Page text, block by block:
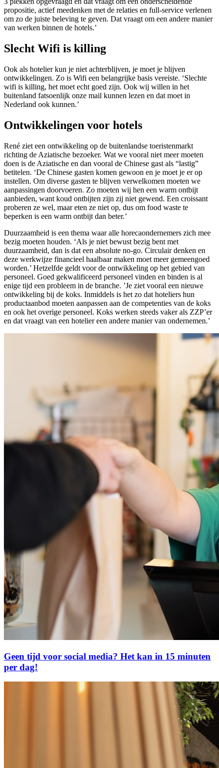
propositie, actief meedenken met de relaties en full-service verlenen
om zo de juiste beleving te geven. Dat vraagt om een andere manier
van werken binnen de hotels.’
Slecht Wifi is killing
Ook als hotelier kun je niet achterblijven, je moet je blijven
ontwikkelingen. Zo is Wifi een belangrijke basis vereiste. ‘Slechte
wifi is killing, het moet echt goed zijn. Ook wij willen in het
buitenland fatsoenlijk onze mail kunnen lezen en dat moet in
Nederland ook kunnen.’
Ontwikkelingen voor hotels
René ziet een ontwikkeling op de buitenlandse toeristenmarkt
richting de Aziatische bezoeker. Wat we vooral niet meer moeten
doen is de Aziatische en dan vooral de Chinese gast als “lastig”
betitelen. ‘De Chinese gasten komen gewoon en je moet je er op
instellen. Om diverse gasten te blijven verwelkomen moeten we
aanpassingen doorvoeren. Zo moeten wij hen een warm ontbijt
aanbieden, want koud ontbijten zijn zij niet gewend. Een croissant
proberen ze wel, maar eten ze niet op, dus om food waste te
beperken is een warm ontbijt dan beter.’
Duurzaamheid is een thema waar alle horecaondernemers zich mee
bezig moeten houden. ‘Als je niet bewust bezig bent met
duurzaamheid, dan is dat een absolute no-go. Circulair denken en
deze werkwijze financieel haalbaar maken moet meer gemeengoed
worden.’ Hetzelfde geldt voor de ontwikkeling op het gebied van
personeel. Goed gekwalificeerd personeel vinden en binden is al
enige tijd een probleem in de branche. ’Je ziet vooral een nieuwe
ontwikkeling bij de koks. Inmiddels is het zo dat hoteliers hun
productaanbod moeten aanpassen aan de competenties van de koks
en ook het overige personeel. Koks werken steeds vaker als ZZP’er
en dat vraagt van een hotelier een andere manier van ondernemen.’
Geen tijd voor social media? Het kan in 15 minuten
per dag!